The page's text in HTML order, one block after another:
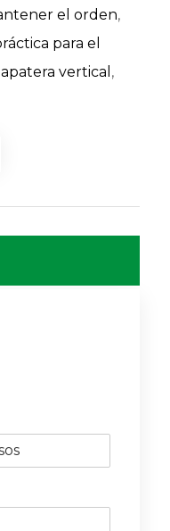
el orden,
para el
vertical ,